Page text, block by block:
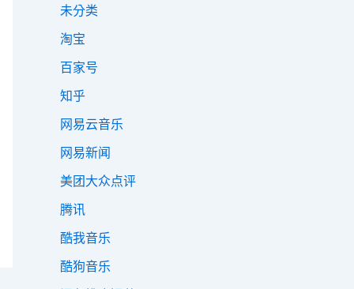
未分类
淘宝
百家号
知乎
网易云音乐
网易新闻
美团大众点评
腾讯
酷我音乐
酷狗音乐